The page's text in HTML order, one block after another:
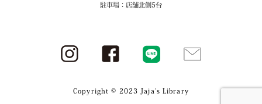
駐車場：店舗北側5台
Copyright © 2023 Jaja's Library